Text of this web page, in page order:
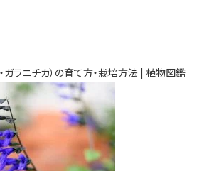
ガラニチカ）の育て方・栽培方法 | 植物図鑑